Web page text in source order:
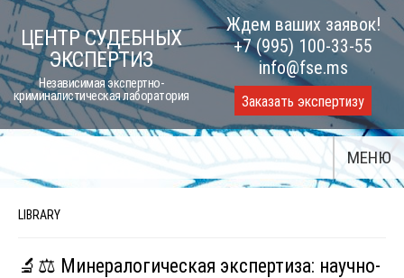
Skip
to
content
ЦЕНТР СУДЕБНЫХ
ЭКСПЕРТИЗ
Независимая экспертно-
криминалистическая лаборатория
Ждем ваших заявок!
+7 (995) 100-33-55
info@fse.ms
Заказать экспертизу
МЕНЮ
LIBRARY
🔬⚖️ Минералогическая экспертиза: научно-